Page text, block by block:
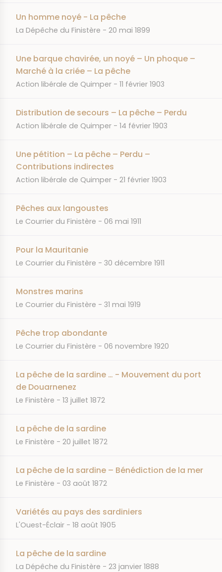
Un homme noyé - La pêche
JOURNAL
La Dépêche du Finistère DATE
20 mai 1899
Une barque chavirée, un noyé – Un phoque –
Marché à la criée – La pêche
JOURNAL
Action libérale de Quimper DATE
11 février 1903
Distribution de secours – La pêche – Perdu
JOURNAL
Action libérale de Quimper DATE
14 février 1903
Une pétition – La pêche – Perdu –
Contributions indirectes
JOURNAL
Action libérale de Quimper DATE
21 février 1903
Pêches aux langoustes
JOURNAL
Le Courrier du Finistère DATE
06 mai 1911
Pour la Mauritanie
JOURNAL
Le Courrier du Finistère DATE
30 décembre 1911
Monstres marins
JOURNAL
Le Courrier du Finistère DATE
31 mai 1919
Pêche trop abondante
JOURNAL
Le Courrier du Finistère DATE
06 novembre 1920
La pêche de la sardine … - Mouvement du port
de Douarnenez
JOURNAL
Le Finistère DATE
13 juillet 1872
La pêche de la sardine
JOURNAL
Le Finistère DATE
20 juillet 1872
La pêche de la sardine – Bénédiction de la mer
JOURNAL
Le Finistère DATE
03 août 1872
Variétés au pays des sardiniers
JOURNAL
L'Ouest-Éclair DATE
18 août 1905
La pêche de la sardine
JOURNAL
La Dépêche du Finistère DATE
23 janvier 1888